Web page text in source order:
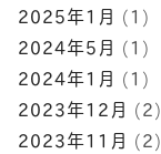
2025年1月 (1)
2024年5月 (1)
2024年1月 (1)
2023年12月 (2)
2023年11月 (2)